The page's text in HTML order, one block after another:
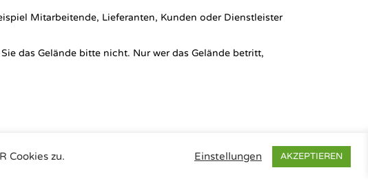
Mitarbeitende, Lieferanten, Kunden oder Dienstleister
das Gelände bitte nicht. Nur wer das Gelände betritt,
| Impressum
Cookies zu. Einstellungen AKZEPTIEREN